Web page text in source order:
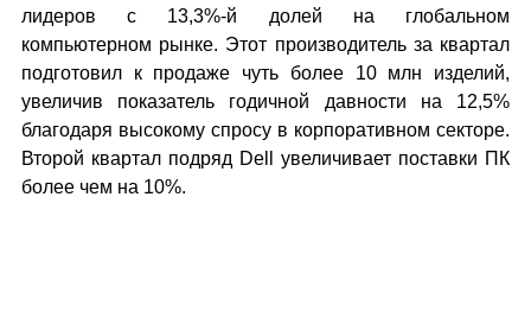
лидеров с 13,3%-й долей на глобальном
компьютерном рынке. Этот производитель за квартал
подготовил к продаже чуть более 10 млн изделий,
увеличив показатель годичной давности на 12,5%
благодаря высокому спросу в корпоративном секторе.
Второй квартал подряд Dell увеличивает поставки ПК
более чем на 10%.